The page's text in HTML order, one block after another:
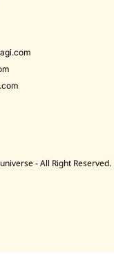
- All Right Reserved.